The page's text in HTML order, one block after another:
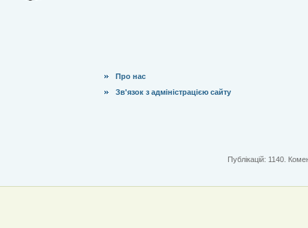
Про нас
Зв'язок з адміністрацією сайту
Публікацій: 1140.